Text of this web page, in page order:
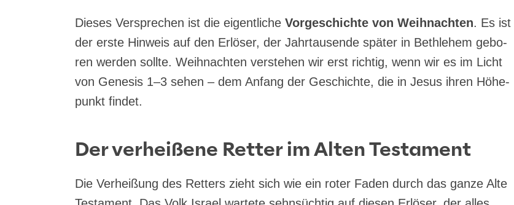
Die­ses Ver­spre­chen ist die eigent­li­che Vor­ge­schich­te von Weih­nach­ten. Es ist
der ers­te Hin­weis auf den Erlö­ser, der Jahr­tau­sen­de spä­ter in Beth­le­hem gebo­
ren wer­den soll­te. Weih­nach­ten ver­ste­hen wir erst rich­tig, wenn wir es im Licht
von Gene­sis 1–3 sehen – dem Anfang der Geschich­te, die in Jesus ihren Höhe­
punkt findet.
Der verheißene Retter im Alten Testament
Die Ver­hei­ßung des Ret­ters zieht sich wie ein roter Faden durch das gan­ze Alte